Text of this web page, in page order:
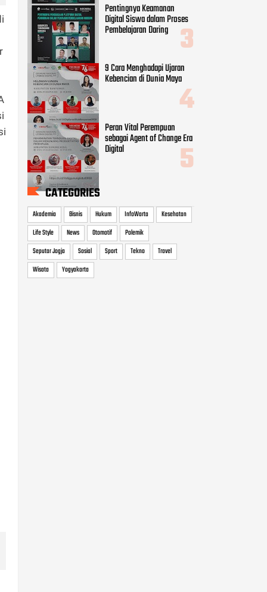
Pentingnya Keamanan
Digital Siswa dalam Proses
Pembelajaran Daring
9 Cara Menghadapi Ujaran
Kebencian di Dunia Maya
Peran Vital Perempuan
sebagai Agent of Change Era
Digital
CATEGORIES
Akademia Bisnis Hukum InfoWarta
Kesehatan
Life Style
News Otomotif
Polemik
Seputar Jogja
Sosial Sport Tekno
Travel
Wisata
Yogyakarta